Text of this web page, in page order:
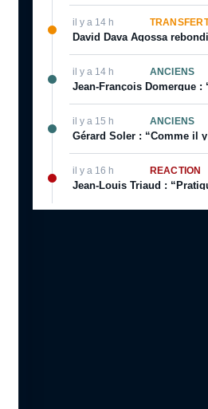
il y a 14 h
David Dava Agossa
il y a 14 h ANCIENS
Jean-François Domergue
il y a 15 h ANCIENS
Gérard Soler : “Comme il
il y a 16 h RÉACTION
Jean-Louis Triaud :